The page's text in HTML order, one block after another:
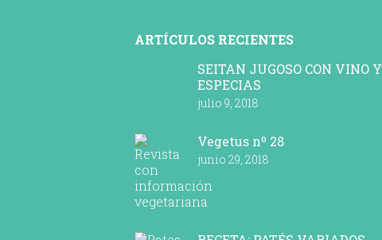
ARTÍCULOS RECIENTES
SEITAN JUGOSO CON VINO Y
ESPECIAS
julio 9, 2018
Vegetus nº 28
junio 29, 2018